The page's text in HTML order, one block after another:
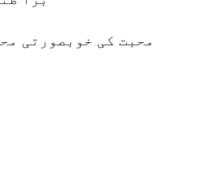
محبت کی خوبصورتی